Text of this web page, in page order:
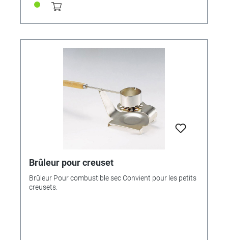
Brûleur pour creuset
Brûleur Pour combustible sec Convient pour les petits
creusets.